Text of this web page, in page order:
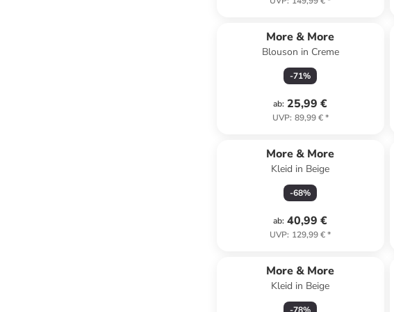
More & More
Blouson in Creme
-71%
ab: 25,99 €
UVP: 89,99 €*
More & More
Kleid in Beige
-68%
ab: 40,99 €
UVP: 129,99 €*
More & More
Kleid in Beige